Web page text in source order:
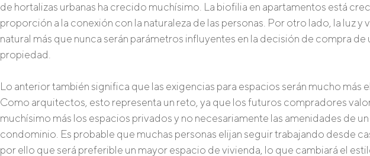
de hortalizas urbanas ha crecido muchísimo. La biofilia en apartamentos está
proporción a la conexión con la naturaleza de las personas. Por otro lado, la luz y
natural más que nunca serán parámetros influyentes en la decisión de compra de
propiedad.
Lo anterior también significa que las exigencias para espacios serán mucho más
Como arquitectos, esto representa un reto, ya que los futuros compradores
muchísimo más los espacios privados y no necesariamente las amenidades de
condominio. Es probable que muchas personas elijan seguir trabajando desde
por ello que será preferible un mayor espacio de vivienda, lo que cambiará el